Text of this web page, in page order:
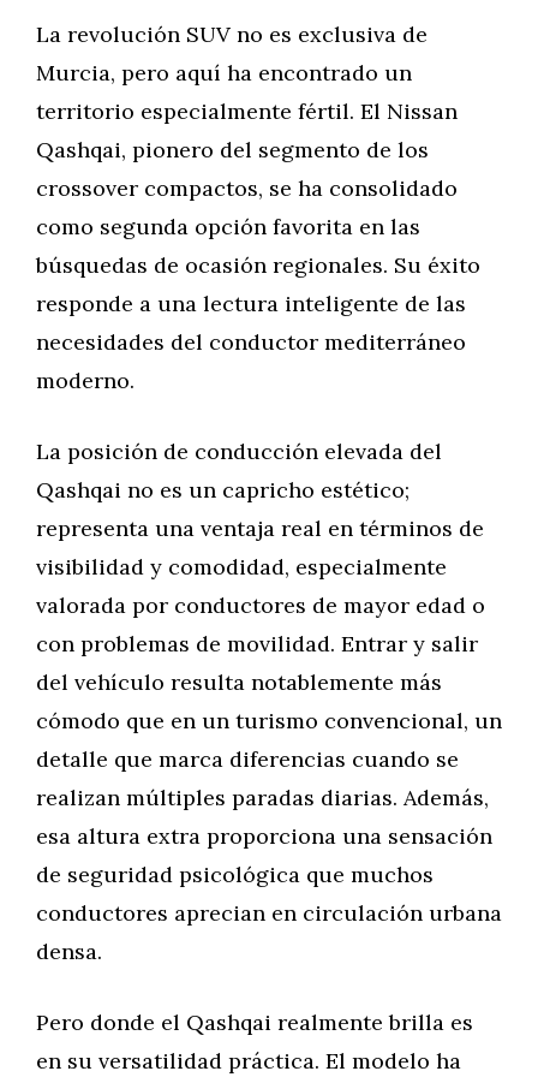
La revolución SUV no es exclusiva de
Murcia, pero aquí ha encontrado un
territorio especialmente fértil. El Nissan
Qashqai, pionero del segmento de los
crossover compactos, se ha consolidado
como segunda opción favorita en las
búsquedas de ocasión regionales. Su éxito
responde a una lectura inteligente de las
necesidades del conductor mediterráneo
moderno.
La posición de conducción elevada del
Qashqai no es un capricho estético;
representa una ventaja real en términos de
visibilidad y comodidad, especialmente
valorada por conductores de mayor edad o
con problemas de movilidad. Entrar y salir
del vehículo resulta notablemente más
cómodo que en un turismo convencional, un
detalle que marca diferencias cuando se
realizan múltiples paradas diarias. Además,
esa altura extra proporciona una sensación
de seguridad psicológica que muchos
conductores aprecian en circulación urbana
densa.
Pero donde el Qashqai realmente brilla es
en su versatilidad práctica. El modelo ha